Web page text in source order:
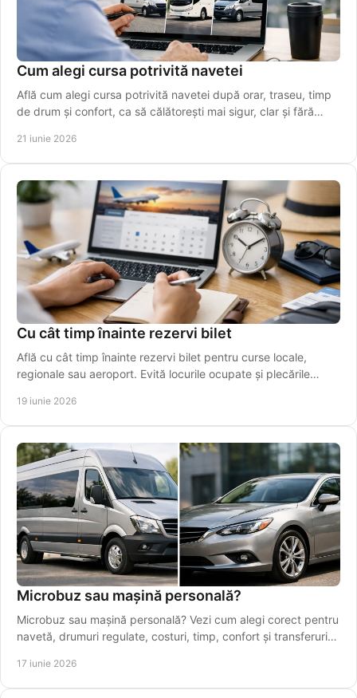
Cum alegi cursa potrivită navetei
Află cum alegi cursa potrivită navetei după orar, traseu, timp
de drum și confort, ca să călătorești mai sigur, clar și fără
21 iunie 2026
Cu cât timp înainte rezervi bilet
Află cu cât timp înainte rezervi bilet pentru curse locale,
regionale sau aeroport. Evită locurile ocupate și plecările
19 iunie 2026
Microbuz sau mașină personală?
Microbuz sau mașină personală? Vezi cum alegi corect pentru
navetă, drumuri regulate, costuri, timp, confort și transferuri
17 iunie 2026